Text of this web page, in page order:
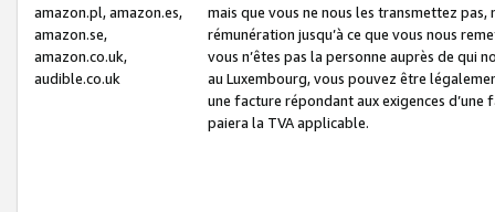
amazon.pl, amazon.es,
amazon.se,
amazon.co.uk,
audible.co.uk
mais que vous ne nous les transmettez
rémunération jusqu’à ce que vous nous
vous n’êtes pas la personne auprès de qui
au Luxembourg, vous pouvez être
une facture répondant aux exigences
paiera la TVA applicable.